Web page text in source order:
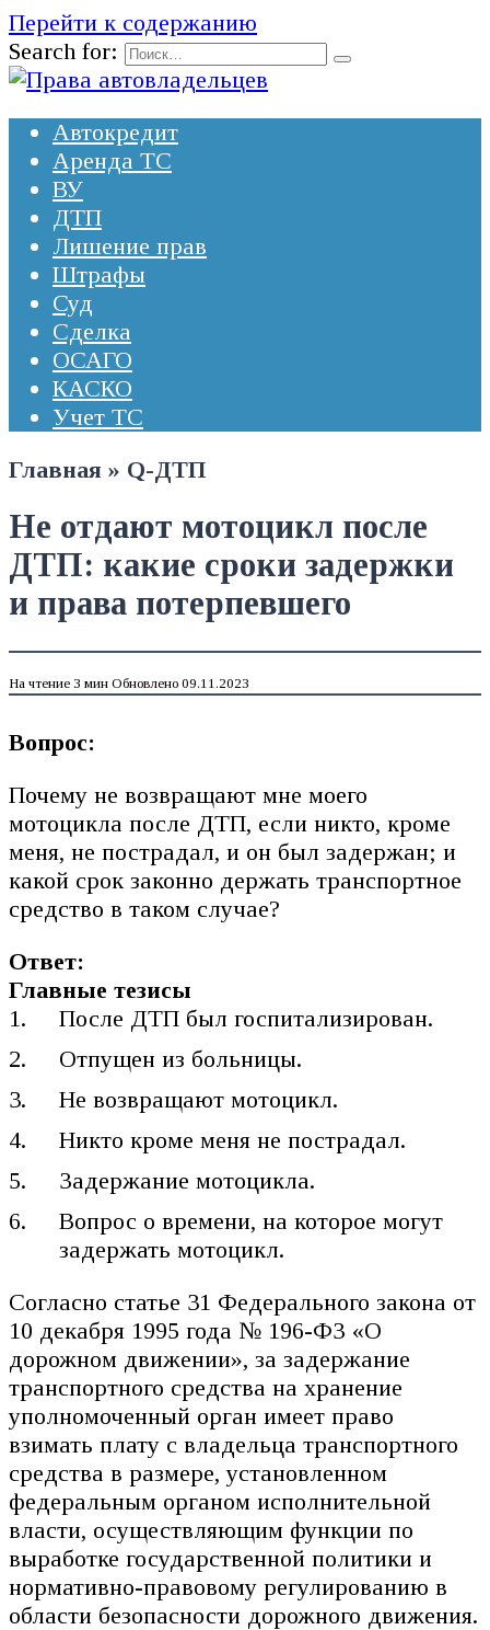
Перейти к содержанию
Search for:
Автокредит
Аренда ТС
ВУ
ДТП
Лишение прав
Штрафы
Суд
Сделка
ОСАГО
КАСКО
Учет ТС
Главная » Q-ДТП
Не отдают мотоцикл после
ДТП: какие сроки задержки
и права потерпевшего
На чтение 3 мин Обновлено 09.11.2023
Вопрос:
Почему не возвращают мне моего
мотоцикла после ДТП, если никто, кроме
меня, не пострадал, и он был задержан; и
какой срок законно держать транспортное
средство в таком случае?
Ответ:
Главные тезисы
После ДТП был госпитализирован.
Отпущен из больницы.
Не возвращают мотоцикл.
Никто кроме меня не пострадал.
Задержание мотоцикла.
Вопрос о времени, на которое могут
задержать мотоцикл.
Согласно статье 31 Федерального закона от
10 декабря 1995 года № 196-ФЗ «О
дорожном движении», за задержание
транспортного средства на хранение
уполномоченный орган имеет право
взимать плату с владельца транспортного
средства в размере, установленном
федеральным органом исполнительной
власти, осуществляющим функции по
выработке государственной политики и
нормативно-правовому регулированию в
области безопасности дорожного движения.